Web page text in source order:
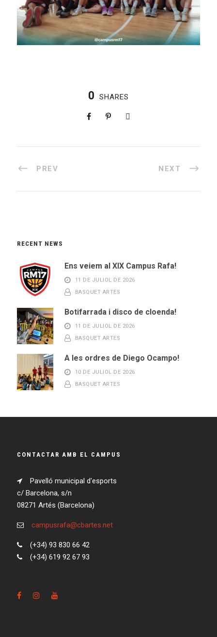
0 SHARES
PREV NEXT
RECENT NEWS
Ens veiem al XIX Campus Rafa!
11 DE JULIOL DE 2026
BASQUET ARTES
Botifarrada i disco de cloenda!
11 DE JULIOL DE 2026
BASQUET ARTES
A les ordres de Diego Ocampo!
10 DE JULIOL DE 2026
BASQUET ARTES
CONTACTAR AMB EL CAMPUS
Pavelló municipal d'esports
c/ Barcelona, s/n
08271 Artés (Barcelona)
campusrafa@cbartes.net
(+34) 93 830 66 42
(+34) 619 92 67 93